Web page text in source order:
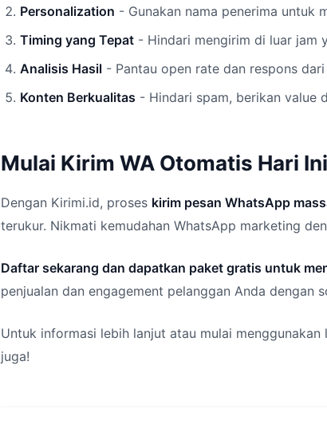
Personalization - Gunakan nama penerima untuk
Timing yang Tepat - Hindari mengirim di luar jam
Analisis Hasil - Pantau open rate dan respons
Konten Berkualitas - Hindari spam, berikan value
Mulai Kirim WA Otomatis Hari
Dengan Kirimi.id, proses kirim pesan WhatsApp
terukur. Nikmati kemudahan WhatsApp marketing
Daftar sekarang dan dapatkan paket gratis untuk
penjualan dan engagement pelanggan Anda dengan
Untuk informasi lebih lanjut atau mulai
juga!